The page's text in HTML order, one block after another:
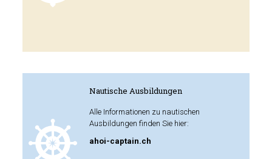
Nautische Ausbildungen
Alle Informationen zu nautischen
Ausbildungen finden Sie hier:
ahoi-captain.ch